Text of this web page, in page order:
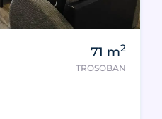
71 m2
TROSOBAN